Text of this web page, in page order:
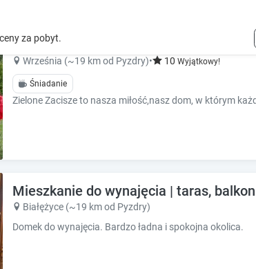
e
y
t
o
i
c
t
i
za pobyt.
Zielone Zacisze | komfortowe pokoje z
Września (~19 km od Pyzdry)• 10 Wyjątkowy!
Śniadanie
Mieszkanie do wynajęcia | taras, balkon
Białężyce (~19 km od Pyzdry)
Domek do wynajęcia. Bardzo ładna i spokojna okolica.